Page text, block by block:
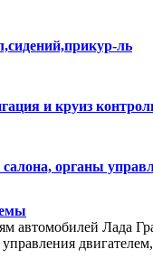
ль
и круиз
органы
автомобилей Лада